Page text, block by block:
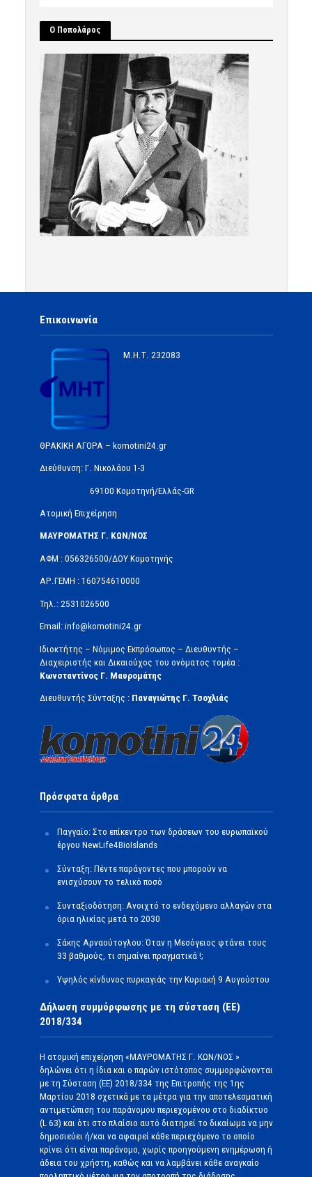
Ο Ποπολάρος
Επικοινωνία
Μ.Η.Τ. 232083
ΘΡΑΚΙΚΗ ΑΓΟΡΑ – komotini24.gr
Διεύθυνση: Γ. Νικολάου 1-3
69100 Κομοτηνή/Ελλάς-GR
Ατομική Επιχείρηση
ΜΑΥΡΟΜΑΤΗΣ Γ. ΚΩΝ/ΝΟΣ
ΑΦΜ : 056326500/ΔOΥ Κομοτηνής
ΑΡ.ΓΕΜΗ : 160754610000
Τηλ.: 2531026500
Email: info@komotini24.gr
Ιδιοκτήτης – Νόμιμος Εκπρόσωπος – Διευθυντής –
Διαχειριστής και Δικαιούχος του ονόματος τομέα :
Κωνσταντίνος Γ. Μαυρομάτης
Διευθυντής Σύνταξης : Παναγιώτης Γ. Τσοχλιάς
Πρόσφατα άρθρα
Παγγαίο: Στο επίκεντρο των δράσεων του ευρωπαϊκού
έργου NewLife4BioIslands
Σύνταξη: Πέντε παράγοντες που μπορούν να
ενισχύσουν το τελικό ποσό
Συνταξιοδότηση: Ανοιχτό το ενδεχόμενο αλλαγών στα
όρια ηλικίας μετά το 2030
Σάκης Αρναούτογλου: Όταν η Μεσόγειος φτάνει τους
33 βαθμούς, τι σημαίνει πραγματικά !;
Υψηλός κίνδυνος πυρκαγιάς την Κυριακή 9 Αυγούστου
Δήλωση συμμόρφωσης με τη σύσταση (ΕΕ)
2018/334
Η ατομική επιχείρηση «ΜΑΥΡΟΜΑΤΗΣ Γ. ΚΩΝ/ΝΟΣ »
δηλώνει ότι η ίδια και ο παρών ιστότοπος συμμορφώνονται
με τη Σύσταση (ΕΕ) 2018/334 της Επιτροπής της 1ης
Μαρτίου 2018 σχετικά με τα μέτρα για την αποτελεσματική
αντιμετώπιση του παράνομου περιεχομένου στο διαδίκτυο
(L 63) και ότι στο πλαίσιο αυτό διατηρεί το δικαίωμα να μην
δημοσιεύει ή/και να αφαιρεί κάθε περιεχόμενο το οποίο
κρίνει ότι είναι παράνομο, χωρίς προηγούμενη ενημέρωση ή
άδεια του χρήστη, καθώς και να λαμβάνει κάθε αναγκαίο